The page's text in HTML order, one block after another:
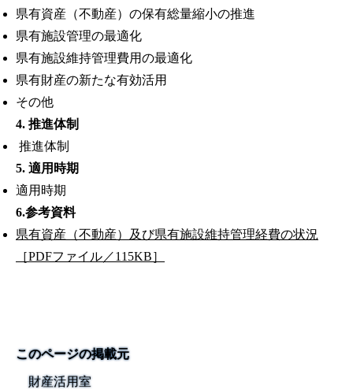
県有資産（不動産）の保有総量縮小の推進
県有施設管理の最適化
県有施設維持管理費用の最適化
県有財産の新たな有効活用
その他
4. 推進体制
推進体制
5. 適用時期
適用時期
6.参考資料
県有資産（不動産）及び県有施設維持管理経費の状況
［PDFファイル／115KB］
このページの掲載元
財産活用室